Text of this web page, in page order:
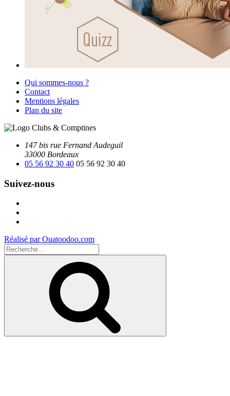
Qui sommes-nous ?
Contact
Mentions légales
Plan du site
147 bis rue Fernand Audeguil
33000 Bordeaux
05 56 92 30 40 05 56 92 30 40
Suivez-nous
Réalisé par Ouatoodoo.com
Recherche
pour